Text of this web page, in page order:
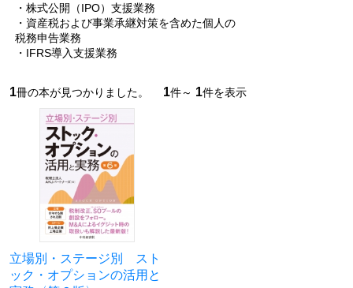
・株式公開（IPO）支援業務
・資産税および事業承継対策を含めた個人の
税務申告業務
・IFRS導入支援業務
1冊の本が見つかりました。 1件～ 1件を表示
立場別・ステージ別 スト
ック・オプションの活用と